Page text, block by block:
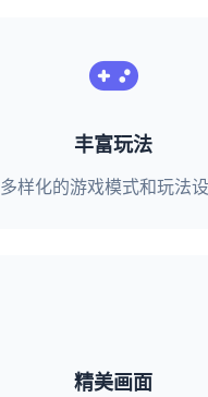
丰富玩法
多样化的游戏模式和玩法
精美画面